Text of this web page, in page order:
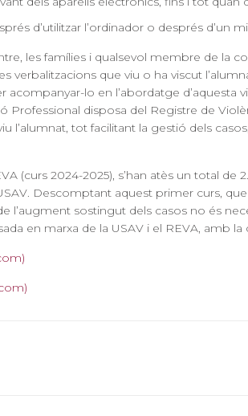
d’utilitzar l’ordinador o després d’un
les famílies i qualsevol membre de la
verbalitzacions que viu o ha viscut
lo en l’abordatge d’aquesta
Professional disposa del Registre de
l’alumnat, tot facilitant la gestió dels
(curs 2024-2025), s’han atès un total
Descomptant aquest primer curs,
l’augment sostingut dels casos no és
en marxa de la USAV i el REVA,